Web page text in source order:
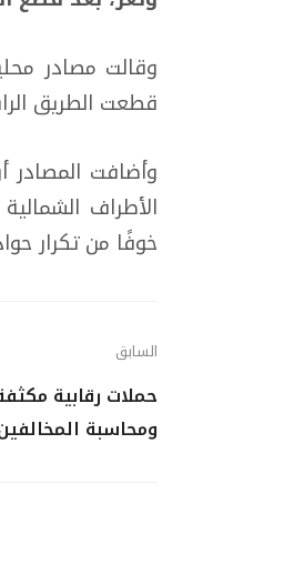
وقالت مصادر
قطعت الطريق
وأضافت
الأطراف
خوفًا من تكرار
السابق
حملات رقابية
ومحاسبة